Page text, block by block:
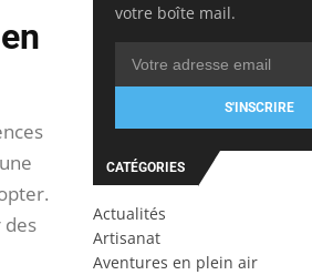
des
votre boîte mail.
S'INSCRIRE
CATÉGORIES
Actualités
Artisanat
Aventures en plein air